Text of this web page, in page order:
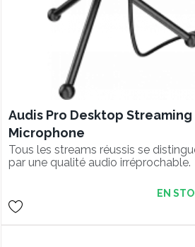
Audis Pro Desktop Streaming
Microphone
Tous les streams réussis se
par une qualité audio irréprochable.
PRO votre contenu est toujours
enregistré avec une qualité
professionnelle. Découvrez un micro
EN